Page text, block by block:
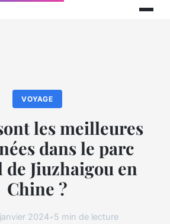
VOYAGE
les meilleures
dans le parc
Jiuzhaigou en
Chine ?
2024•5 min de lecture